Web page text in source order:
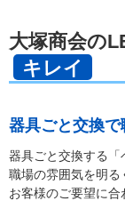
大塚商会の
キレイ
器具ごと交換
器具ごと交換する「
職場の雰囲気を明る
お客様のご要望に